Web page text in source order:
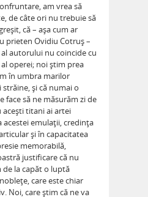
am vrea să
de câte ori nu trebuie să
că – aşa cum ar
prieten Ovidiu Cotruş –
autorului nu coincide cu
operei; noi ştim prea
în umbra marilor
şi că numai o
face să ne măsurăm zi de
titani ai artei
acestei emulaţii, credinţa
şi în capacitatea
memorabilă,
justificare că nu
la capăt o luptă
care este chiar
Noi, care ştim că ne va